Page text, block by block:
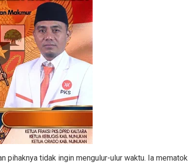
pihaknya tidak ingin mengulur-ulur waktu. Ia mematok